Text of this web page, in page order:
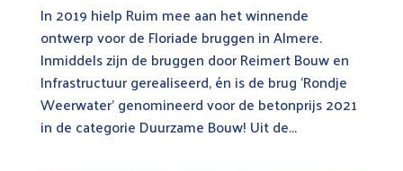
In 2019 hielp Ruim mee aan het winnende
ontwerp voor de Floriade bruggen in Almere.
Inmiddels zijn de bruggen door Reimert Bouw en
Infrastructuur gerealiseerd, én is de brug ‘Rondje
Weerwater’ genomineerd voor de betonprijs 2021
in de categorie Duurzame Bouw! Uit de...